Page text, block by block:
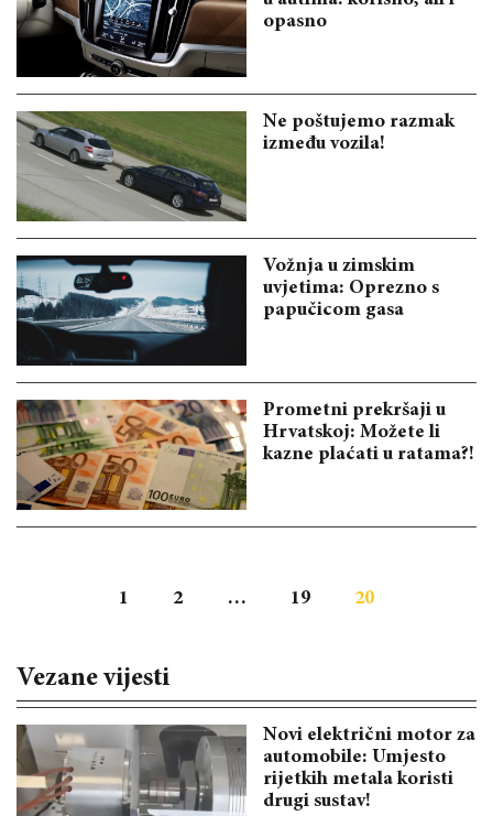
opasno
Ne poštujemo razmak
između vozila!
Vožnja u zimskim
uvjetima: Oprezno s
papučicom gasa
Prometni prekršaji u
Hrvatskoj: Možete li
kazne plaćati u ratama?!
1 2 … 19 20
Vezane vijesti
Novi električni motor za
automobile: Umjesto
rijetkih metala koristi
drugi sustav!